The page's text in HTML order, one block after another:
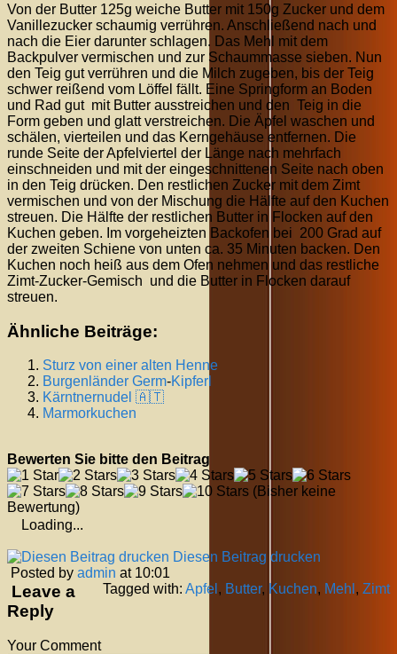
Von der Butter 125g weiche Butter mit 150g Zucker und dem
Vanillezucker schaumig verrühren. Anschließend nach und
nach die Eier darunter schlagen. Das Mehl mit dem
Backpulver vermischen und zur Schaummasse sieben. Nun
den Teig gut verrühren und die Milch zugeben, bis der Teig
schwer reißend vom Löffel fällt. Eine Springform an Boden
und Rad gut mit Butter ausstreichen und den Teig in die
Form geben und glatt verstreichen. Die Äpfel waschen und
schälen, vierteilen und das Kerngehäuse entfernen. Die
runde Seite der Apfelviertel der Länge nach mehrfach
einschneiden und mit der eingeschnittenen Seite nach oben
in den Teig drücken. Den restlichen Zucker mit dem Zimt
vermischen und von der Mischung die Hälfte auf den Kuchen
streuen. Die Hälfte der restlichen Butter in Flocken auf den
Kuchen geben. Im vorgeheizten Backofen bei 200 Grad auf
der zweiten Schiene von unten ca. 35 Minuten backen. Den
Kuchen noch heiß aus dem Ofen nehmen und das restliche
Zimt-Zucker-Gemisch und die Butter in Flocken darauf
streuen.
Ähnliche Beiträge:
Sturz von einer alten Henne
Burgenländer Germ-Kipferl
Kärntnernudel 🇦🇹
Marmorkuchen
Bewerten Sie bitte den Beitrag
(Bisher keine
Bewertung)
Loading...
Diesen Beitrag drucken
Posted by admin at 10:01
Tagged with: Apfel , Butter, Kuchen, Mehl , Zimt
Leave a
Reply
Your Comment